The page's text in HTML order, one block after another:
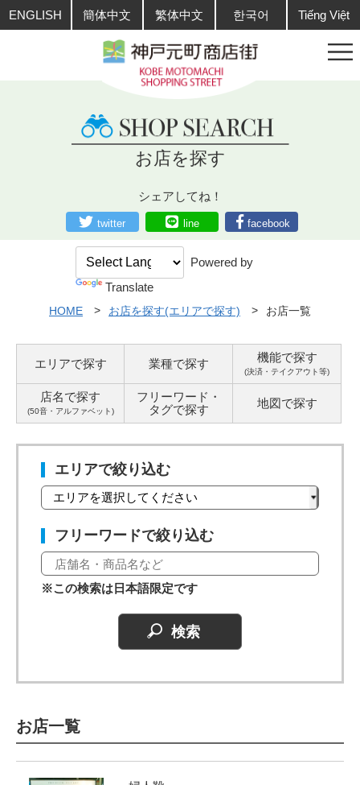
ENGLISH 簡体中文 繁体中文 한국어 Tiếng Việt
お店を探す
シェアしてね！
twitter line facebook
Powered by
Translate
HOME お店を探す(エリアで探す) お店一覧
エリアで探す 業種で探す 機能で探す
(決済・テイクアウト等)
店名で探す
(50音・アルファベット)
フリーワード・
タグで探す 地図で探す
エリアで絞り込む
フリーワードで絞り込む
※この検索は日本語限定です
お店一覧